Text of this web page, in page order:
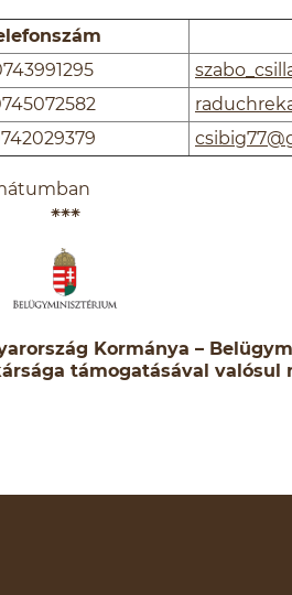
⁕⁕⁕
Kormánya –
támogatásával valósul